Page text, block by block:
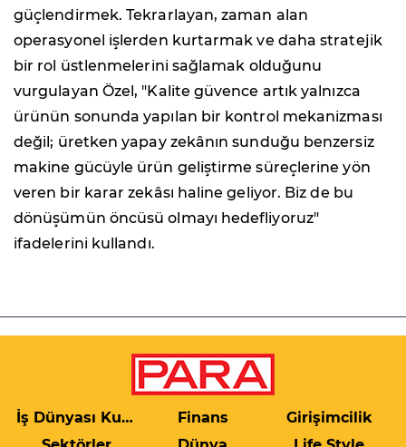
güçlendirmek. Tekrarlayan, zaman alan
operasyonel işlerden kurtarmak ve daha stratejik
bir rol üstlenmelerini sağlamak olduğunu
vurgulayan Özel, "Kalite güvence artık yalnızca
ürünün sonunda yapılan bir kontrol mekanizması
değil; üretken yapay zekânın sunduğu benzersiz
makine gücüyle ürün geliştirme süreçlerine yön
veren bir karar zekâsı haline geliyor. Biz de bu
dönüşümün öncüsü olmayı hedefliyoruz"
ifadelerini kullandı.
İş Dünyası Kulis Finans
Girişimcilik